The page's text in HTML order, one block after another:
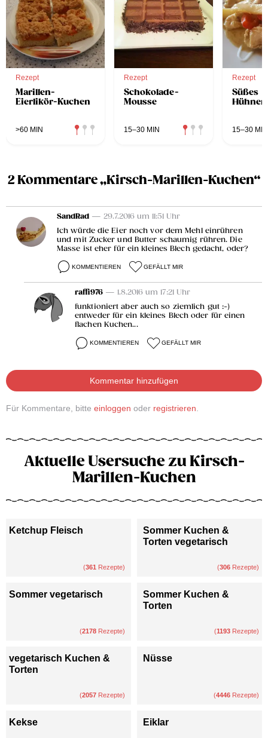
Rezept
Marillen-
Eierlikör-Kuchen
>60 MIN
Rezept
Schokolade-
Mousse
15–30 MIN
Rezept
Süßes
15–30 MIN
2 Kommentare „Kirsch-Marillen-Kuchen“
SandRad — 29.7.2016 um 11:51 Uhr
Ich würde die Eier noch vor dem Mehl einrühren
und mit Zucker und Butter schaumig rühren. Die
Masse ist eher für ein kleines Blech gedacht, oder?
KOMMENTIEREN GEFÄLLT MIR
raffi976 — 1.8.2016 um 17:21 Uhr
funktioniert aber auch so ziemlich gut :-)
entweder für ein kleines Blech oder für einen
flachen Kuchen...
KOMMENTIEREN GEFÄLLT MIR
Kommentar hinzufügen
Für Kommentare, bitte einloggen oder registrieren.
Aktuelle Usersuche zu Kirsch-
Marillen-Kuchen
Ketchup Fleisch
(361 Rezepte)
Sommer Kuchen &
Torten vegetarisch
(306 Rezepte)
Sommer vegetarisch
(2178 Rezepte)
Sommer Kuchen &
Torten
(1193 Rezepte)
vegetarisch Kuchen &
Torten
(2057 Rezepte)
Nüsse
(4446 Rezepte)
Kekse Eiklar